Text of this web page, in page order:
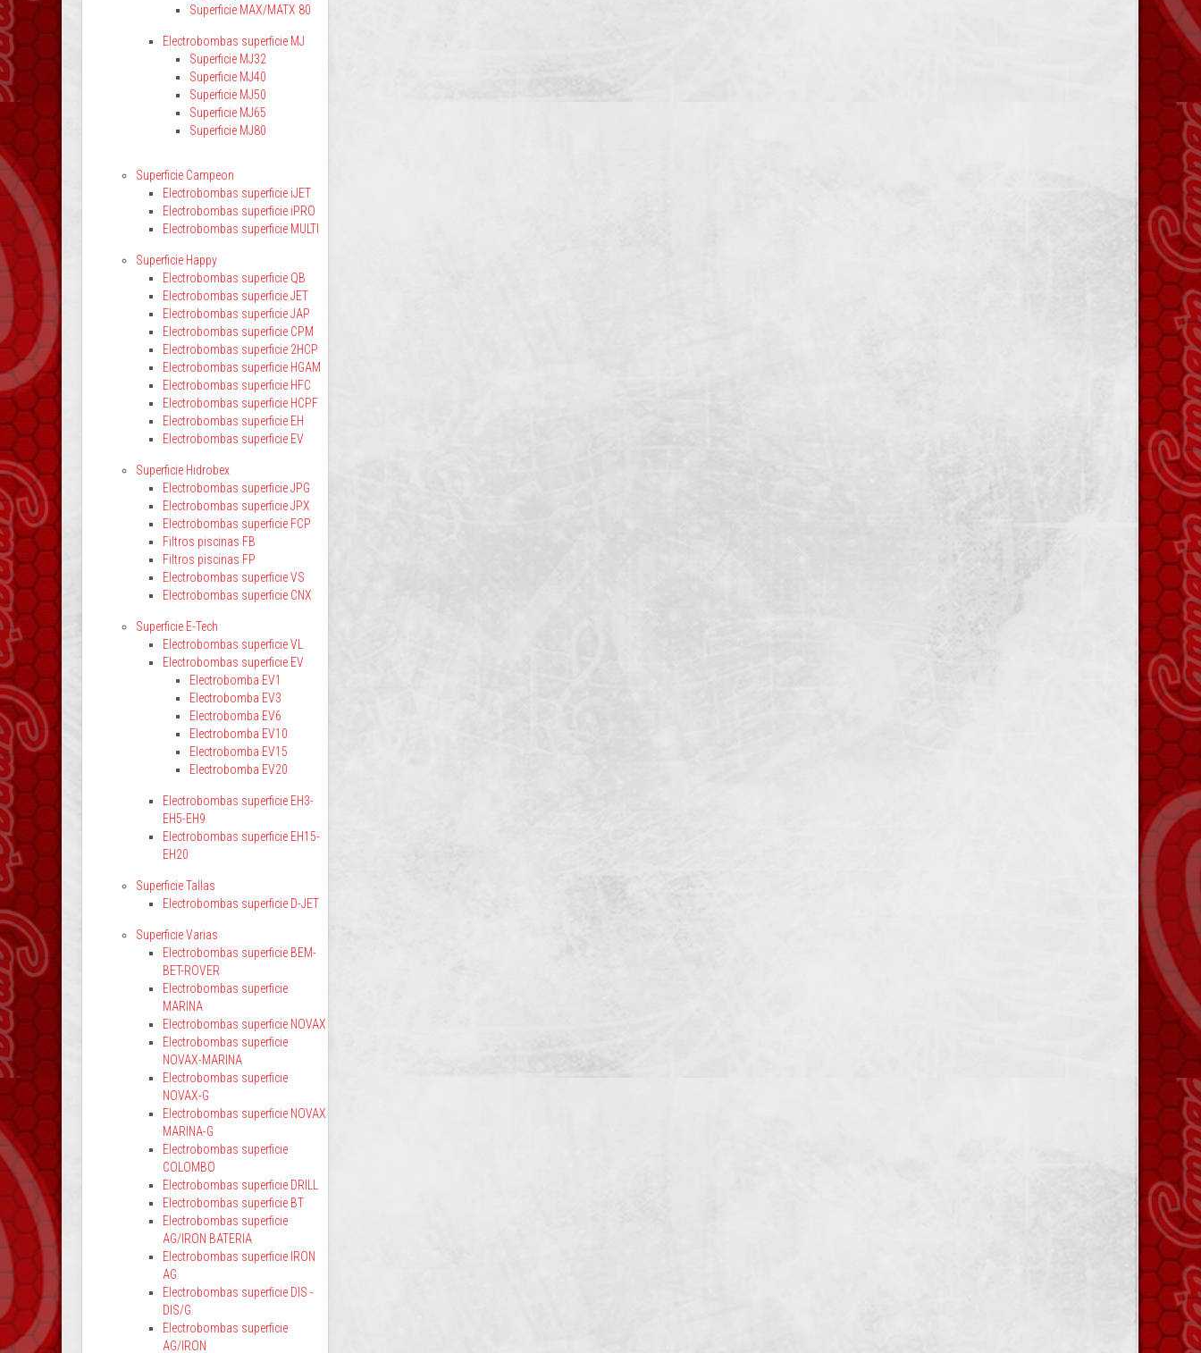
Superficie MAX/MATX 80
Electrobombas superficie MJ
Superficie MJ32
Superficie MJ40
Superficie MJ50
Superficie MJ65
Superficie MJ80
Superficie Campeon
Electrobombas superficie iJET
Electrobombas superficie iPRO
Electrobombas superficie MULTI
Superficie Happy
Electrobombas superficie QB
Electrobombas superficie JET
Electrobombas superficie JAP
Electrobombas superficie CPM
Electrobombas superficie 2HCP
Electrobombas superficie HGAM
Electrobombas superficie HFC
Electrobombas superficie HCPF
Electrobombas superficie EH
Electrobombas superficie EV
Superficie Hidrobex
Electrobombas superficie JPG
Electrobombas superficie JPX
Electrobombas superficie FCP
Filtros piscinas FB
Filtros piscinas FP
Electrobombas superficie VS
Electrobombas superficie CNX
Superficie E-Tech
Electrobombas superficie VL
Electrobombas superficie EV
Electrobomba EV1
Electrobomba EV3
Electrobomba EV6
Electrobomba EV10
Electrobomba EV15
Electrobomba EV20
Electrobombas superficie EH3-
EH5-EH9
Electrobombas superficie EH15-
EH20
Superficie Tallas
Electrobombas superficie D-JET
Superficie Varias
Electrobombas superficie BEM-
BET-ROVER
Electrobombas superficie
MARINA
Electrobombas superficie NOVAX
Electrobombas superficie
NOVAX-MARINA
Electrobombas superficie
NOVAX-G
Electrobombas superficie NOVAX
MARINA-G
Electrobombas superficie
COLOMBO
Electrobombas superficie DRILL
Electrobombas superficie BT
Electrobombas superficie
AG/IRON BATERIA
Electrobombas superficie IRON
AG
Electrobombas superficie DIS -
DIS/G
Electrobombas superficie
AG/IRON